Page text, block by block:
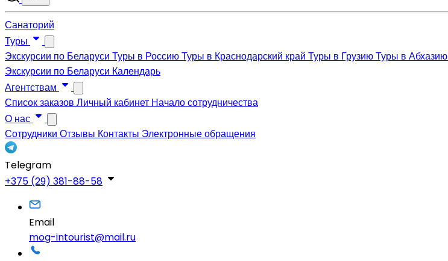
Санаторий
Туры
Экскурсии по Беларуси Туры в РоссиюТуры в Краснодарский край Туры в ГрузиюТуры в Абхазию
Экскурсии по Беларуси Календарь
Агентствам
Список заказов Личный кабинет Начало сотрудничества
О нас
Сотрудники Отзывы Контакты Электронные обращения
Telegram
+375 (29) 381-88-58
Email
mog-intourist@mail.ru